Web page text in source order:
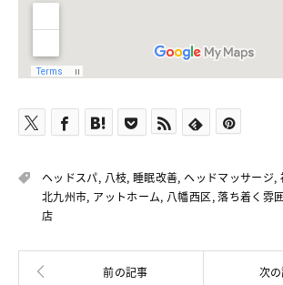
ヘッドスパ, 八枝, 睡眠改善, ヘッドマッサージ,
北九州市, アットホーム, 八幡西区,落ち着く雰
店